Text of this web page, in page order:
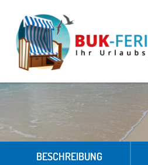
BESCHREIBUNG